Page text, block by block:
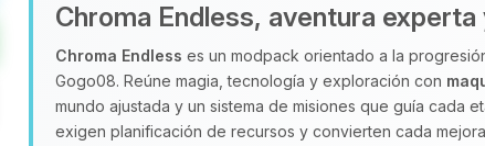
Chroma Endless, aventura
Chroma Endless es un modpack orientado a la
Gogo08. Reúne magia, tecnología y exploración con
mundo ajustada y un sistema de misiones que guía cada
exigen planificación de recursos y convierten cada